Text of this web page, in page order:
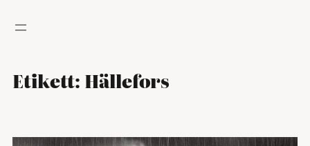
till
Etikett: Hällefors